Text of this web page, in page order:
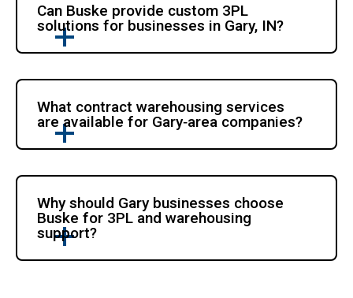
Can Buske provide custom 3PL
solutions for businesses in Gary, IN?
What contract warehousing services
are available for Gary‑area companies?
Why should Gary businesses choose
Buske for 3PL and warehousing
support?